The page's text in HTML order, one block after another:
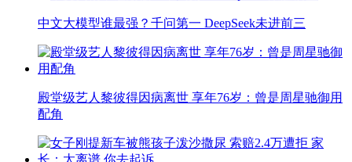
中文大模型谁最强？千问第一 DeepSeek未进前三
殿堂级艺人黎彼得因病离世 享年76岁：曾是周星驰御用
配角